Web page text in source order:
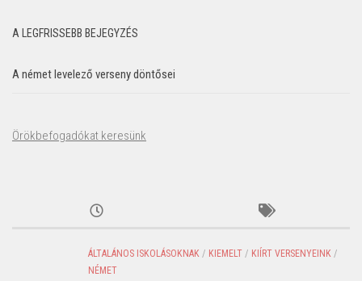
A LEGFRISSEBB BEJEGYZÉS
A német levelező verseny döntősei
Örökbefogadókat keresünk
ÁLTALÁNOS ISKOLÁSOKNAK / KIEMELT / KIÍRT VERSENYEINK /
NÉMET